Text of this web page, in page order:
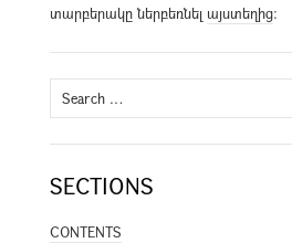
տարբերակը ներբեռնել այստեղից։
Search
for:
SECTIONS
CONTENTS